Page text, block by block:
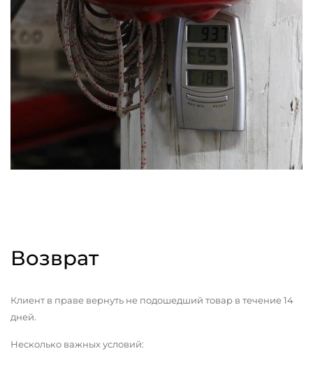
Возврат
Клиент в праве вернуть не подошедший товар в течение 14
дней.
Несколько важных условий: